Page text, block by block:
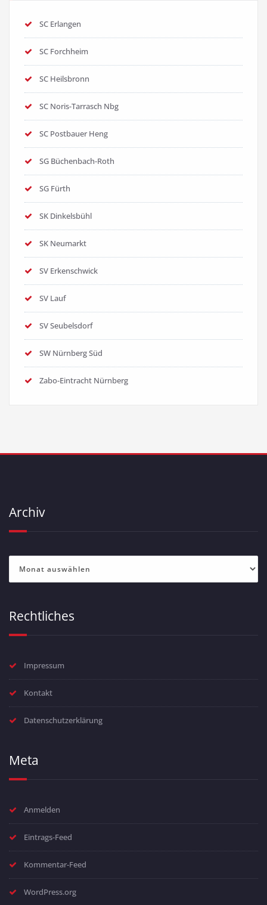
SC Erlangen
SC Forchheim
SC Heilsbronn
SC Noris-Tarrasch Nbg
SC Postbauer Heng
SG Büchenbach-Roth
SG Fürth
SK Dinkelsbühl
SK Neumarkt
SV Erkenschwick
SV Lauf
SV Seubelsdorf
SW Nürnberg Süd
Zabo-Eintracht Nürnberg
Archiv
Rechtliches
Impressum
Kontakt
Datenschutzerklärung
Meta
Anmelden
Eintrags-Feed
Kommentar-Feed
WordPress.org